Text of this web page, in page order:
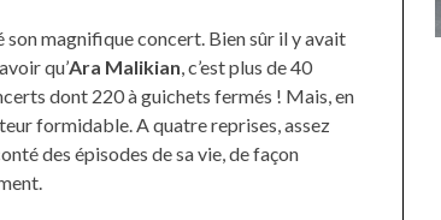
son magnifique concert. Bien sûr il y avait
qu’Ara Malikian, c’est plus de 40
dont 220 à guichets fermés ! Mais, en
formidable. A quatre reprises, assez
des épisodes de sa vie, de façon
UNE MOUETTE SUR LA TÊTE
DE LA VIERGE À BIARRITZ.